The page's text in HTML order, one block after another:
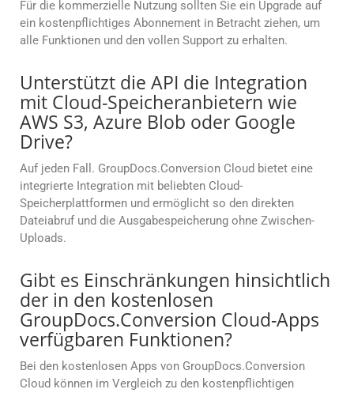
Für die kommerzielle Nutzung sollten Sie ein Upgrade auf
ein kostenpflichtiges Abonnement in Betracht ziehen, um
alle Funktionen und den vollen Support zu erhalten.
Unterstützt die API die Integration
mit Cloud-Speicheranbietern wie
AWS S3, Azure Blob oder Google
Drive?
Auf jeden Fall. GroupDocs.Conversion Cloud bietet eine
integrierte Integration mit beliebten Cloud-
Speicherplattformen und ermöglicht so den direkten
Dateiabruf und die Ausgabespeicherung ohne Zwischen-
Uploads.
Gibt es Einschränkungen hinsichtlich
der in den kostenlosen
GroupDocs.Conversion Cloud-Apps
verfügbaren Funktionen?
Bei den kostenlosen Apps von GroupDocs.Conversion
Cloud können im Vergleich zu den kostenpflichtigen